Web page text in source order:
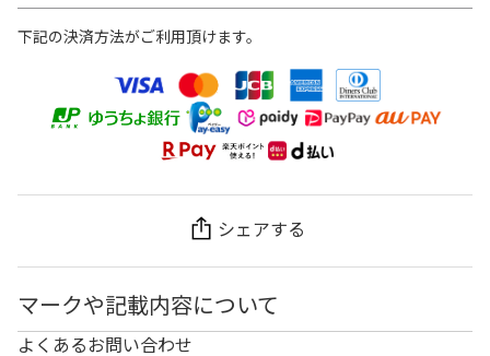
下記の決済方法がご利用頂けます。
シェアする
マークや記載内容について
よくあるお問い合わせ